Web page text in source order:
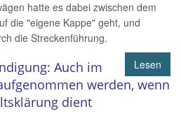
hatte es dabei zwischen dem
die "eigene Kappe" geht, und
die Streckenführung.
Lesen
Auch im
werden, wenn
dient